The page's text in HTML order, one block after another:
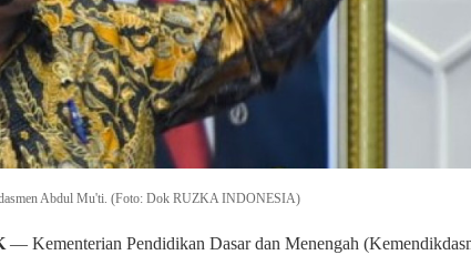
Abdul Mu'ti. (Foto: Dok RUZKA INDONESIA)
— Kementerian Pendidikan Dasar dan Menengah